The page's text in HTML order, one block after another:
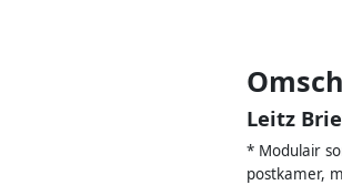
Leitz
* Modulair
postkamer,